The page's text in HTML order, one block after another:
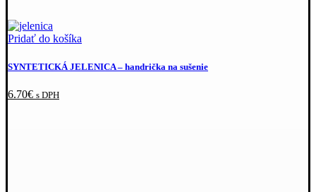
Pridať do košíka
SYNTETICKÁ JELENICA– handrička na sušenie
6.70€ s DPH